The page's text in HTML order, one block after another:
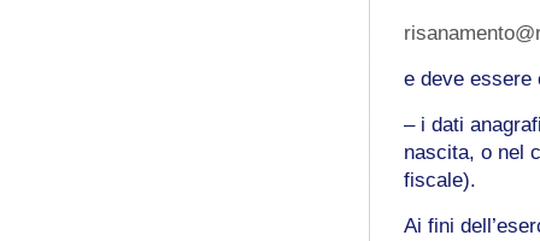
e deve essere
– i dati
nascita, o nel
fiscale).
Ai fini